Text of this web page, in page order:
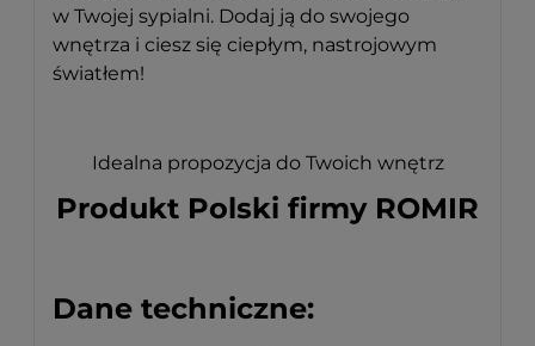
w Twojej sypialni. Dodaj ją do swojego
wnętrza i ciesz się ciepłym, nastrojowym
światłem!
Idealna propozycja do Twoich wnętrz
Produkt Polski firmy ROMIR
Dane techniczne: